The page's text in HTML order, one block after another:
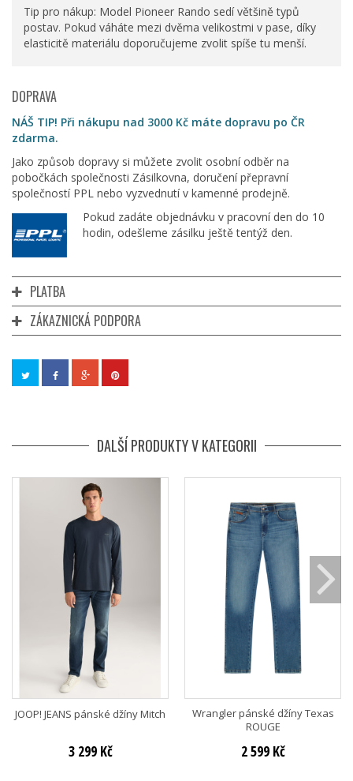
Tip pro nákup: Model Pioneer Rando sedí většině typů
postav. Pokud váháte mezi dvěma velikostmi v pase, díky
elasticitě materiálu doporučujeme zvolit spíše tu menší.
DOPRAVA
NÁŠ TIP! Při nákupu nad 3000 Kč máte dopravu po ČR
zdarma.
Jako způsob dopravy si můžete zvolit osobní odběr na
pobočkách společnosti Zásilkovna, doručení přepravní
společností PPL nebo vyzvednutí v kamenné prodejně.
Pokud zadáte objednávku v pracovní den do 10
hodin, odešleme zásilku ještě tentýž den.
PLATBA
ZÁKAZNICKÁ PODPORA
DALŠÍ PRODUKTY V KATEGORII
JOOP! JEANS pánské džíny Mitch
3 299 Kč
Wrangler pánské džíny Texas
ROUGE
2 599 Kč